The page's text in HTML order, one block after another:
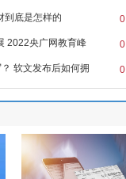
0
到底是怎样的
0
2022央广网教育峰
0
软文发布后如何拥